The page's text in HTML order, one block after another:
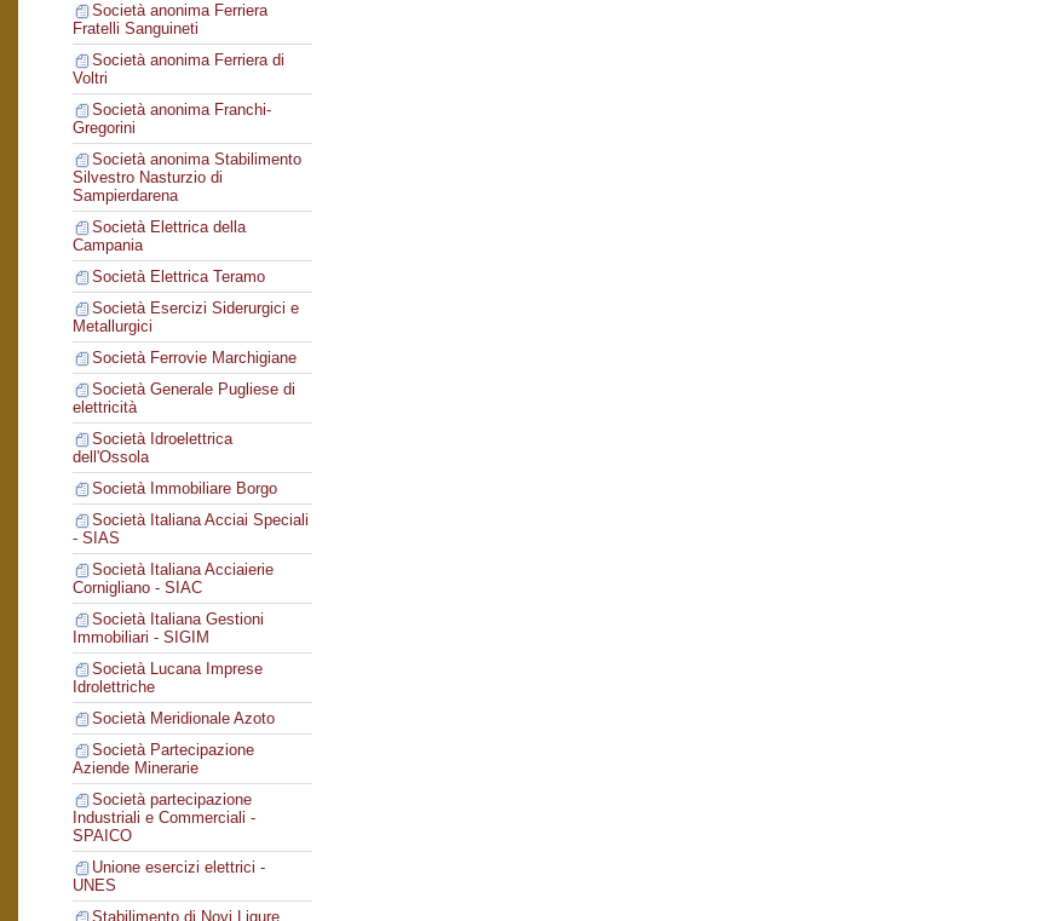
Società anonima Ferriera
Fratelli Sanguineti
Società anonima Ferriera di
Voltri
Società anonima Franchi-
Gregorini
Società anonima Stabilimento
Silvestro Nasturzio di
Sampierdarena
Società Elettrica della
Campania
Società Elettrica Teramo
Società Esercizi Siderurgici e
Metallurgici
Società Ferrovie Marchigiane
Società Generale Pugliese di
elettricità
Società Idroelettrica
dell'Ossola
Società Immobiliare Borgo
Società Italiana Acciai Speciali
- SIAS
Società Italiana Acciaierie
Cornigliano - SIAC
Società Italiana Gestioni
Immobiliari - SIGIM
Società Lucana Imprese
Idrolettriche
Società Meridionale Azoto
Società Partecipazione
Aziende Minerarie
Società partecipazione
Industriali e Commerciali -
SPAICO
Unione esercizi elettrici -
UNES
Stabilimento di Novi Ligure